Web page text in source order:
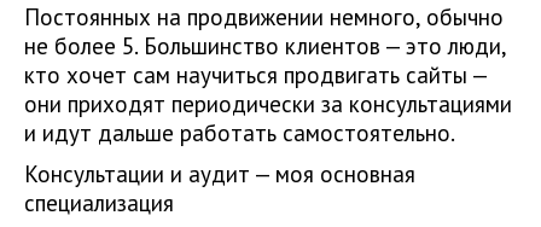
Постоянных на продвижении немного, обычно
не более 5. Большинство клиентов — это люди,
кто хочет сам научиться продвигать сайты —
они приходят периодически за консультациями
и идут дальше работать самостоятельно.
Консультации и аудит — моя основная
специализация